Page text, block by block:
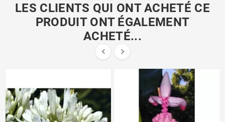
LES CLIENTS QUI ONT ACHETÉ CE
PRODUIT ONT ÉGALEMENT
ACHETÉ...
 